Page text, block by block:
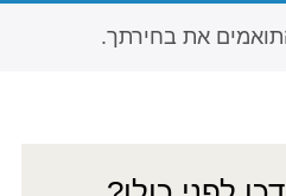
את בחירתך.